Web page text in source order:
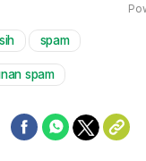
spam
spam